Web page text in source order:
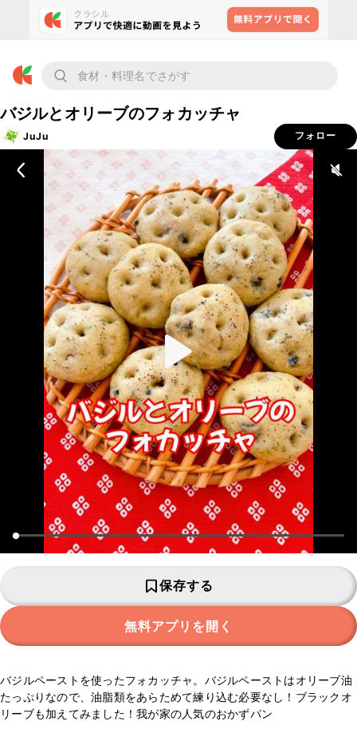
バジルとオリーブのフォカッチャ
JuJu フォロー
保存する
無料アプリを開く
バジルペーストを使ったフォカッチャ。バジルペーストはオリーブ油
たっぷりなので、油脂類をあらためて練り込む必要なし！ブラックオ
リーブも加えてみました！我が家の人気のおかずパン